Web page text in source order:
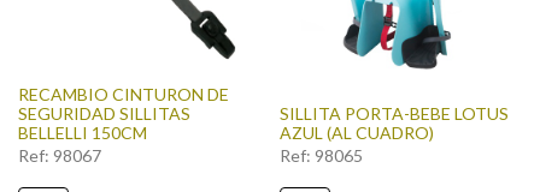
RECAMBIO CINTURON DE
SEGURIDAD SILLITAS
BELLELLI 150CM
Ref: 98067
SILLITA PORTA-BEBE LOTUS
AZUL (AL CUADRO)
Ref: 98065